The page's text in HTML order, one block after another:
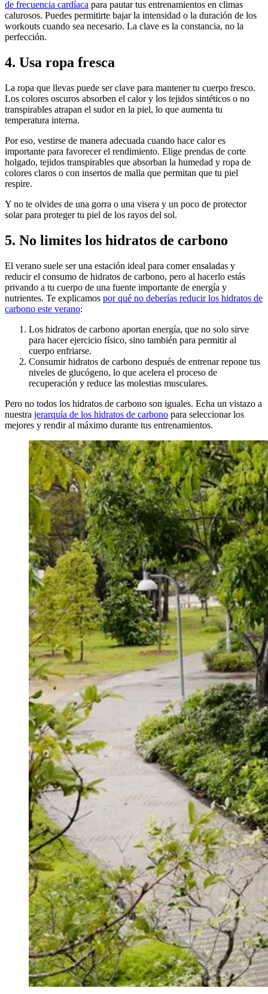
de frecuencia cardíaca para pautar tus entrenamientos en climas
calurosos. Puedes permitirte bajar la intensidad o la duración de los
workouts cuando sea necesario. La clave es la constancia, no la
perfección.
4. Usa ropa fresca
La ropa que llevas puede ser clave para mantener tu cuerpo fresco.
Los colores oscuros absorben el calor y los tejidos sintéticos o no
transpirables atrapan el sudor en la piel, lo que aumenta tu
temperatura interna.
Por eso, vestirse de manera adecuada cuando hace calor es
importante para favorecer el rendimiento. Elige prendas de corte
holgado, tejidos transpirables que absorban la humedad y ropa de
colores claros o con insertos de malla que permitan que tu piel
respire.
Y no te olvides de una gorra o una visera y un poco de protector
solar para proteger tu piel de los rayos del sol.
5. No limites los hidratos de carbono
El verano suele ser una estación ideal para comer ensaladas y
reducir el consumo de hidratos de carbono, pero al hacerlo estás
privando a tu cuerpo de una fuente importante de energía y
nutrientes. Te explicamos por qué no deberías reducir los hidratos de
carbono este verano:
Los hidratos de carbono aportan energía, que no solo sirve
para hacer ejercicio físico, sino también para permitir al
cuerpo enfriarse.
Consumir hidratos de carbono después de entrenar repone tus
niveles de glucógeno, lo que acelera el proceso de
recuperación y reduce las molestias musculares.
Pero no todos los hidratos de carbono son iguales. Echa un vistazo a
nuestra jerarquía de los hidratos de carbono para seleccionar los
mejores y rendir al máximo durante tus entrenamientos.